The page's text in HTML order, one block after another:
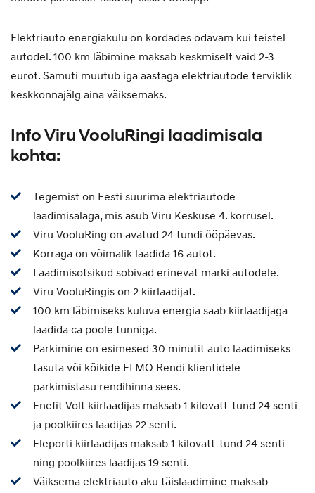
Elektriauto energiakulu on kordades odavam kui teistel
autodel. 100 km läbimine maksab keskmiselt vaid 2-3
eurot. Samuti muutub iga aastaga elektriautode terviklik
keskkonnajälg aina väiksemaks.
Info Viru VooluRingi laadimisala
kohta:
Tegemist on Eesti suurima elektriautode
laadimisalaga, mis asub Viru Keskuse 4. korrusel.
Viru VooluRing on avatud 24 tundi ööpäevas.
Korraga on võimalik laadida 16 autot.
Laadimisotsikud sobivad erinevat marki autodele.
Viru VooluRingis on 2 kiirlaadijat.
100 km läbimiseks kuluva energia saab kiirlaadijaga
laadida ca poole tunniga.
Parkimine on esimesed 30 minutit auto laadimiseks
tasuta või kõikide ELMO Rendi klientidele
parkimistasu rendihinna sees.
Enefit Volt kiirlaadijas maksab 1 kilovatt-tund 24 senti
ja poolkiires laadijas 22 senti.
Eleporti kiirlaadijas maksab 1 kilovatt-tund 24 senti
ning poolkiires laadijas 19 senti.
Väiksema elektriauto aku täislaadimine maksab